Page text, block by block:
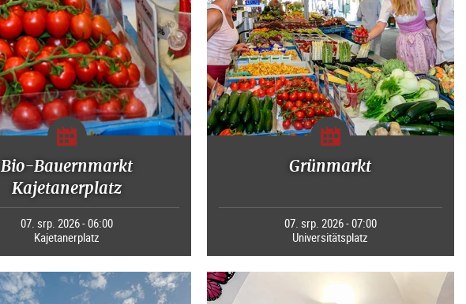
Bio-Bauernmarkt
Kajetanerplatz
07. srp. 2026 - 06:00
Kajetanerplatz
Grünmarkt
07. srp. 2026 - 07:00
Universitätsplatz